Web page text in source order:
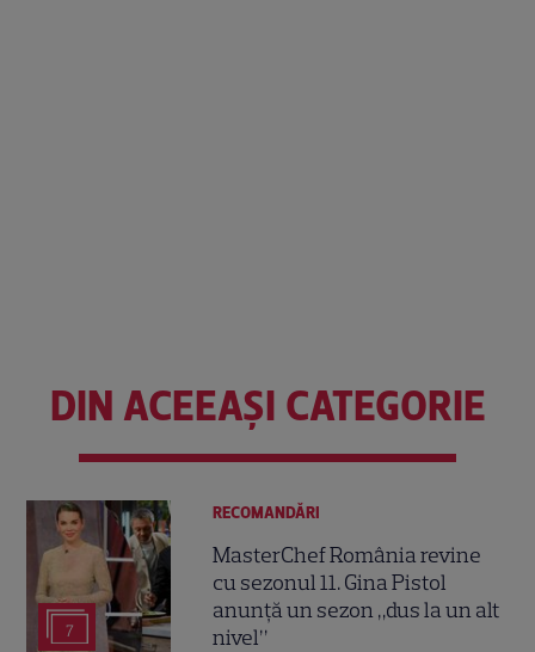
DIN ACEEAȘI CATEGORIE
7
RECOMANDĂRI
MasterChef România revine
cu sezonul 11. Gina Pistol
anunță un sezon „dus la un alt
nivel”